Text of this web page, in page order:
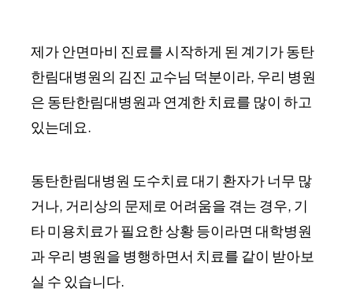
제가 안면마비 진료를 시작하게 된 계기가 동탄
한림대병원의 김진 교수님 덕분이라, 우리 병원
은 동탄한림대병원과 연계한 치료를 많이 하고
있는데요.
동탄한림대병원 도수치료 대기 환자가 너무 많
거나, 거리상의 문제로 어려움을 겪는 경우, 기
타 미용치료가 필요한 상황 등이라면 대학병원
과 우리 병원을 병행하면서 치료를 같이 받아보
실 수 있습니다.